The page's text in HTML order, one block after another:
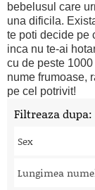
bebelusul care
una dificila.
te poti decide pe
inca nu te-ai
cu de peste
nume frumoase,
pe cel potrivit!
Filtreaza dupa:
Sex
Lungimea